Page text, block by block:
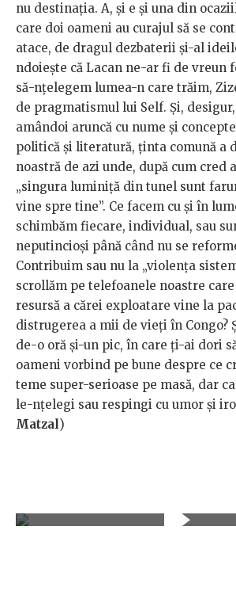
nu destinația. A, și e și una din
care doi oameni au curajul să se
atace, de dragul dezbaterii și-al
ndoiește că Lacan ne-ar fi de vreun
să-nțelegem lumea-n care trăim,
de pragmatismul lui Self. Și,
amândoi aruncă cu nume și
politică și literatură, ținta comună a
noastră de azi unde, după cum cred
„singura luminiță din tunel sunt
vine spre tine”. Ce facem cu și în
schimbăm fiecare, individual, sau
neputincioși până când nu se
Contribuim sau nu la „violența
scrollăm pe telefoanele noastre
resursă a cărei exploatare vine la
distrugerea a mii de vieți în Congo?
de-o oră și-un pic, în care ți-ai dori
oameni vorbind pe bune despre ce
teme super-serioase pe masă, dar
le-nțelegi sau respingi cu umor și
Matzal)